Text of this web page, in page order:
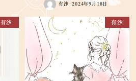
有沙 2024年9月18日
有沙 有沙